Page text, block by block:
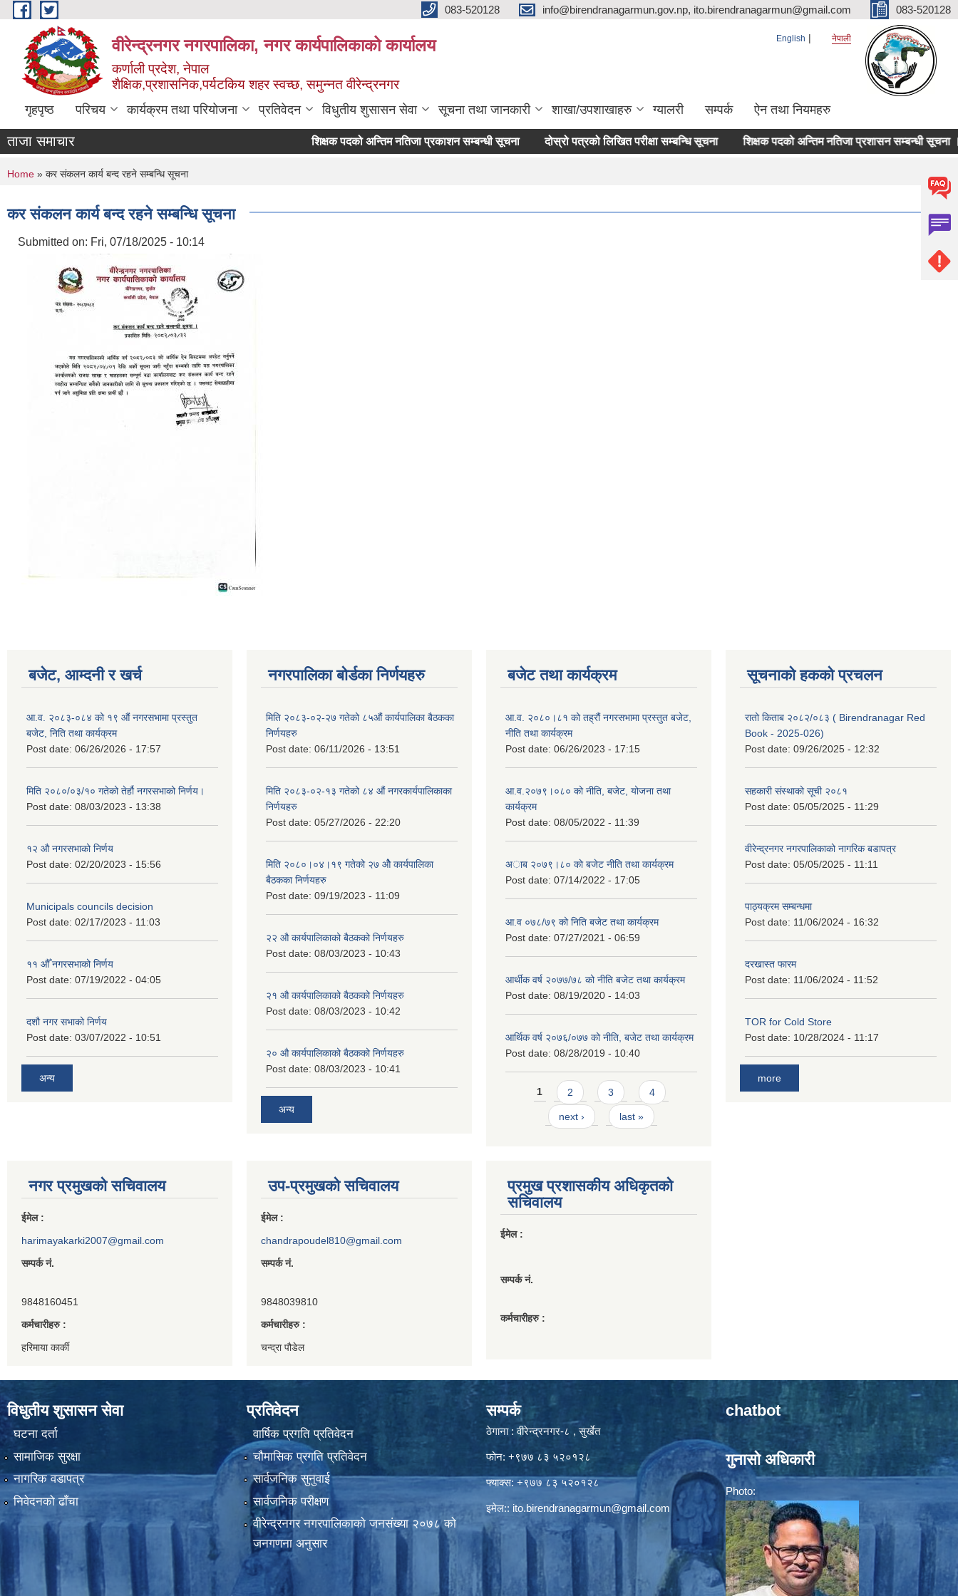
Skip to main content 083-520128 info@birendranagarmun.gov.np, ito.birendranagarmun@gmail.com 083-520128
वीरेन्द्रनगर नगरपालिका, नगर कार्यपालिकाको कार्यालय
कर्णाली प्रदेश, नेपाल
शैक्षिक,प्रशासनिक,पर्यटकिय शहर स्वच्छ, समुन्नत वीरेन्द्रनगर
English नेपाली
गृहपृष्ठ परिचय कार्यक्रम तथा परियोजना प्रतिवेदन विधुतीय शुसासन सेवा सूचना तथा जानकारी शाखा/उपशाखाहरु ग्यालरी सम्पर्क ऐन तथा नियमहरु
ताजा समाचार शिक्षक पदको अन्तिम नतिजा प्रकाशन सम्बन्धी सूचना दोस्रो पत्रको लिखित परीक्षा सम्बन्धि सूचना शिक्षक पदको अन्तिम नतिजा प्रशासन सम्बन्धी सूचना ।
You are here
Home » कर संकलन कार्य बन्द रहने सम्बन्धि सूचना
कर संकलन कार्य बन्द रहने सम्बन्धि सूचना
Submitted on: Fri, 07/18/2025 - 10:14
बजेट, आम्दनी र खर्च
आ.व. २०८३-०८४ को १९ औं नगरसभामा प्रस्तुत
बजेट, निति तथा कार्यक्रम
Post date: 06/26/2026 - 17:57
मिति २०८०/०३/१० गतेको तेर्हौ नगरसभाको निर्णय।
Post date: 08/03/2023 - 13:38
१२ औ नगरसभाको निर्णय
Post date: 02/20/2023 - 15:56
Municipals councils decision
Post date: 02/17/2023 - 11:03
११ ‌औँ नगरसभाको निर्णय
Post date: 07/19/2022 - 04:05
दशौ नगर सभाको निर्णय
Post date: 03/07/2022 - 10:51
अन्य
नगरपालिका बोर्डका निर्णयहरु
मिति २०८३-०२-२७ गतेको ८५औं कार्यपालिका बैठकका
निर्णयहरु
Post date: 06/11/2026 - 13:51
मिति २०८३-०२-१३ गतेको ८४ औं नगरकार्यपालिकाका
निर्णयहरु
Post date: 05/27/2026 - 22:20
मिति २०८०।०४।१९ गतेको २७ ‌‍‌ओेै कार्यपालिका
बैठकका निर्णयहरु
Post date: 09/19/2023 - 11:09
२‍२ औ कार्यपालिकाको बैठकको निर्णयहरु
Post date: 08/03/2023 - 10:43
२‍१ औ कार्यपालिकाको बैठकको निर्णयहरु
Post date: 08/03/2023 - 10:42
२‍० औ कार्यपालिकाको बैठकको निर्णयहरु
Post date: 08/03/2023 - 10:41
अन्य
बजेट तथा कार्यक्रम
आ.व. २०८०।८१ को तह्रौं नगरसभामा प्रस्तुत बजेट,
नीति तथा कार्यक्रम
Post date: 06/26/2023 - 17:15
आ.व.२०७९।०८० को नीति, बजेट, योजना तथा
कार्यक्रम
Post date: 08/05/2022 - 11:39
अाब २०७९।८० काे बजेट नीति तथा कार्यक्रम
Post date: 07/14/2022 - 17:05
आ.व ०७८/७९ को निति बजेट तथा कार्यक्रम
Post date: 07/27/2021 - 06:59
आर्थीक वर्ष २०७७/७८ को नीति बजेट तथा कार्यक्रम
Post date: 08/19/2020 - 14:03
आर्थिक वर्ष २०७६/०७७ को नीति, बजेट तथा कार्यक्रम
Post date: 08/28/2019 - 10:40
Pages
1 2 3 4
next › last »
सूचनाको हकको प्रचलन
रातो किताब २०८२/०८३ ( Birendranagar Red
Book - 2025-026)
Post date: 09/26/2025 - 12:32
सहकारी संस्थाको सूची २०८१
Post date: 05/05/2025 - 11:29
वीरेन्द्रनगर नगरपालिकाको नागरिक बडापत्र
Post date: 05/05/2025 - 11:11
पाठ्यक्रम सम्बन्धमा
Post date: 11/06/2024 - 16:32
दरखास्त फारम
Post date: 11/06/2024 - 11:52
TOR for Cold Store
Post date: 10/28/2024 - 11:17
more
नगर प्रमुखको सचिवालय
ईमेल :
harimayakarki2007@gmail.com
सम्पर्क नं.
9848160451
कर्मचारीहरु :
हरिमाया कार्की
उप-प्रमुखको सचिवालय
ईमेल :
chandrapoudel810@gmail.com
सम्पर्क नं.
9848039810
कर्मचारीहरु :
चन्द्रा पौडेल
प्रमुख प्रशासकीय अधिकृतको
सचिवालय
ईमेल :
सम्पर्क नं.
कर्मचारीहरु :
विधुतीय शुसासन सेवा
घटना दर्ता
सामाजिक सुरक्षा
नागरिक वडापत्र
निवेदनको ढाँचा
प्रतिवेदन
वार्षिक प्रगति प्रतिवेदन
चौमासिक प्रगति प्रतिवेदन
सार्वजनिक सुनुवाई
सार्वजनिक परीक्षण
वीरेन्द्रनगर नगरपालिकाकाे जनसंख्या २०७८ काे
जनगणना अनुसार
सम्पर्क
ठेगाना : वीरेन्द्रनगर-८ , सुर्खेत
फोन: +९७७ ८३ ५२०१२८
फ्याक्स: +९७७ ८३ ५२०१२८
इमेल:: ito.birendranagarmun@gmail.com
chatbot
गुनासो अधिकारी
Photo: